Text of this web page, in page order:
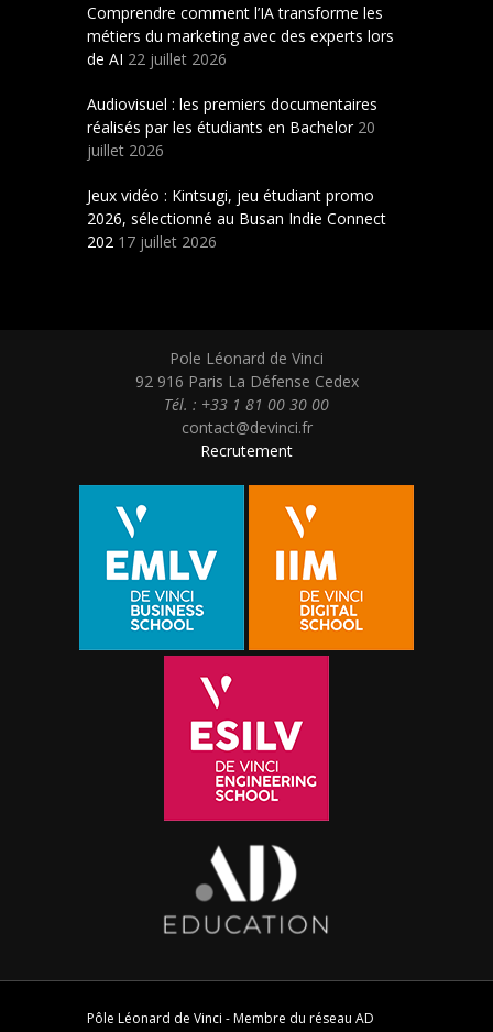
Comprendre comment l’IA transforme les
métiers du marketing avec des experts lors
de AI 22 juillet 2026
Audiovisuel : les premiers documentaires
réalisés par les étudiants en Bachelor 20
juillet 2026
Jeux vidéo : Kintsugi, jeu étudiant promo
2026, sélectionné au Busan Indie Connect
202 17 juillet 2026
Pole Léonard de Vinci
92 916 Paris La Défense Cedex
Tél. : +33 1 81 00 30 00
contact@devinci.fr
Recrutement
Pôle Léonard de Vinci - Membre du réseau AD